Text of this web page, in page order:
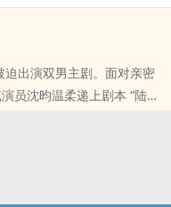
出演双男主剧。面对亲密
员沈昀温柔递上剧本 “陆老